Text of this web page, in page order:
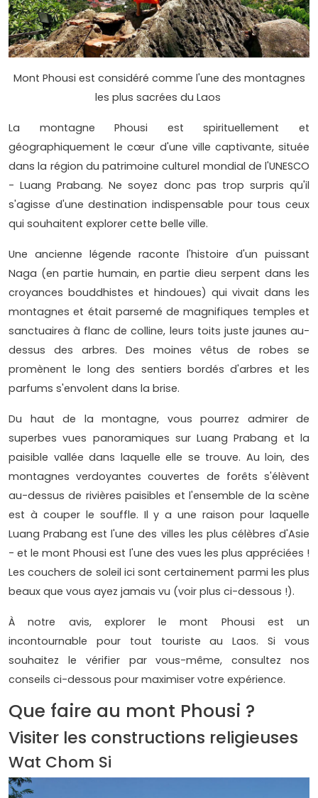
Mont Phousi est considéré comme l'une des montagnes
les plus sacrées du Laos
La montagne Phousi est spirituellement et
géographiquement le cœur d'une ville captivante, située
dans la région du patrimoine culturel mondial de l'UNESCO
- Luang Prabang. Ne soyez donc pas trop surpris qu'il
s'agisse d'une destination indispensable pour tous ceux
qui souhaitent explorer cette belle ville.
Une ancienne légende raconte l'histoire d'un puissant
Naga (en partie humain, en partie dieu serpent dans les
croyances bouddhistes et hindoues) qui vivait dans les
montagnes et était parsemé de magnifiques temples et
sanctuaires à flanc de colline, leurs toits juste jaunes au-
dessus des arbres. Des moines vêtus de robes se
promènent le long des sentiers bordés d'arbres et les
parfums s'envolent dans la brise.
Du haut de la montagne, vous pourrez admirer de
superbes vues panoramiques sur Luang Prabang et la
paisible vallée dans laquelle elle se trouve. Au loin, des
montagnes verdoyantes couvertes de forêts s'élèvent
au-dessus de rivières paisibles et l'ensemble de la scène
est à couper le souffle. Il y a une raison pour laquelle
Luang Prabang est l'une des villes les plus célèbres d'Asie
- et le mont Phousi est l'une des vues les plus appréciées !
Les couchers de soleil ici sont certainement parmi les plus
beaux que vous ayez jamais vu (voir plus ci-dessous !).
À notre avis, explorer le mont Phousi est un
incontournable pour tout touriste au Laos. Si vous
souhaitez le vérifier par vous-même, consultez nos
conseils ci-dessous pour maximiser votre expérience.
Que faire au mont Phousi ?
Visiter les constructions religieuses
Wat Chom Si